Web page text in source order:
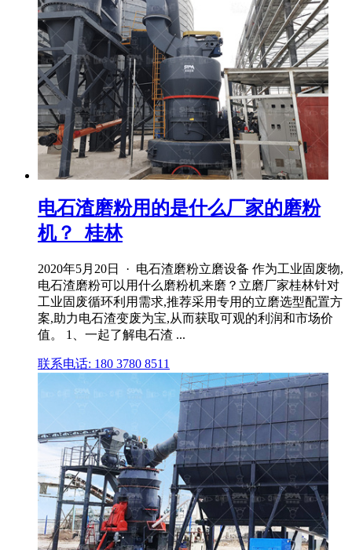
电石渣磨粉用的是什么厂家的磨粉
机？_桂林
2020年5月20日 · 电石渣磨粉立磨设备 作为工业固废物,
电石渣磨粉可以用什么磨粉机来磨？立磨厂家桂林针对
工业固废循环利用需求,推荐采用专用的立磨选型配置方
案,助力电石渣变废为宝,从而获取可观的利润和市场价
值。 1、一起了解电石渣 ...
联系电话: 180 3780 8511